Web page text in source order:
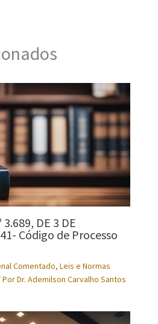
3.689, DE 3 DE
Código de Processo
Comentado, Leis e Normas
PorDr. Ademilson Carvalho Santos